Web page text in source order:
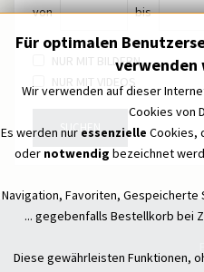
von bis
NUR MIT BILDERN
NUR MIT VIDEOS
SUCHEN
Für optimalen
verwenden
Wir verwenden auf dieser
Cookies von
Es werden nur essenzielle Cookies,
oder notwendig bezeichnet
Navigation, Favoriten, Gespeicherte
... gegebenfalls Bestellkorb bei
Diese gewährleisten Funktionen,